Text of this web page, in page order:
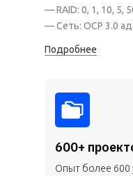
— RAID: 0, 1, 10, 5,
— Сеть: OCP 3.0
Подробнее
600+
Опыт более 600